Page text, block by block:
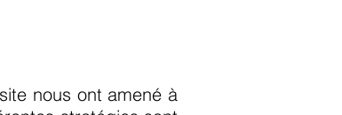
nous ont amené à